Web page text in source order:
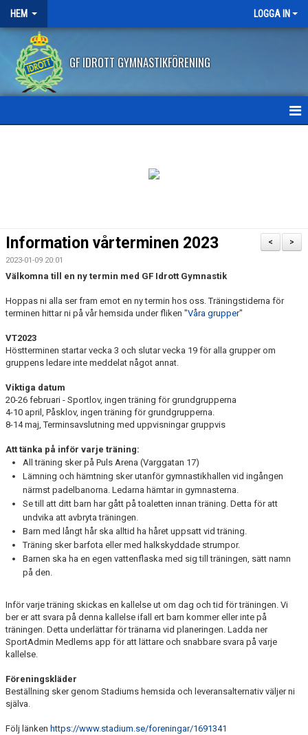
HEM LOGGA IN
GF IDROTT GYMNASTIKFÖRENING
FRÅGOR OCH SVAR
VÅRA GRUPPER
EVENEMANG
KONTAKT
>
<
Information vårterminen 2023
2023-01-09 20:01
Välkomna till en ny termin med GF Idrott Gymnastik
Hoppas ni alla ser fram emot en ny termin hos oss. Träningstiderna för
terminen hittar ni på vår hemsida under fliken "Våra grupper"
VT2023
Höstterminen startar vecka 3 och slutar vecka 19 för alla grupper om
gruppens ledare inte meddelat något annat.
Viktiga datum
20-26 februari - Sportlov, ingen träning för grundgrupperna
4-10 april, Påsklov, ingen träning för grundgrupperna.
8-14 maj, Terminsavslutning med uppvisningar gruppvis
Att tänka på inför varje träning:
All träning sker på Puls Arena (Varggatan 17)
Lämning och hämtning sker utanför gymnastikhallen vid ingången
närmst padelbanorna. Ledarna hämtar in gymnasterna.
Se till att ditt barn har gått på toaletten innan träning. Detta för att
undvika att avbryta träningen.
Barn med långt hår ska alltid ha håret uppsatt vid träning.
Träning sker barfota eller med halkskyddade strumpor.
Barnen ska ha en egen vattenflaska med sig till träningen, sätt namn
på den.
Inför varje träning skickas en kallelse ut om dag och tid för träningen. Vi
ber er att svara på denna kallelse ifall ert barn kommer eller inte på
träningen. Detta underlättar för tränarna vid planeringen. Ladda ner
SportAdmin Medlems app för att lättare och snabbare svara på varje
kallelse.
Föreningskläder
Beställning sker genom Stadiums hemsida och leveransalternativ väljer ni
själva.
Följ länken https://www.stadium.se/foreningar/1691341